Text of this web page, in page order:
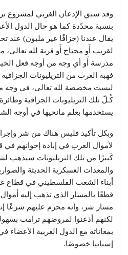
وقد سبق الإذعان الغربي لمشروع
بنسبة محدّدة كما هو حال الدول
يقال عندنا (جزافًا غير ملبون) عند
لقريب أَو محتاج أَو قربة لله تعالى،
مدرسة أَو أي وجه من أوجه فعل
فهبة العرب من التريليونات الجزافية
ليست مخصصة لله تعالى، في وجه
كُـلّ تلك التريليونات الجزافية
يستخدمها بعلم مانحيها في أوجه
وبكل تأكيد فليس هناك من شر
لأموال العرب في إبادة إخوانهم في
كَبيرًا من تلك التريليونات سيذهب
والمعدات العسكرية الحديثة
أبناء الشعب الفلسطيني في قطاع
قطعًا بالمسار الذي تذهب إليه أموال
مسار شر، وأنه محرم عليهم شرعًا
لكنهم أذعنوا لمروضهم ترامب
بمعاناته مع الدول الغربية الأعضاء
إسبانيا خصوصًا.